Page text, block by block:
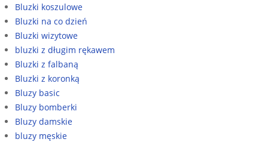
Bluzki koszulowe
Bluzki na co dzień
Bluzki wizytowe
bluzki z długim rękawem
Bluzki z falbaną
Bluzki z koronką
Bluzy basic
Bluzy bomberki
Bluzy damskie
bluzy męskie